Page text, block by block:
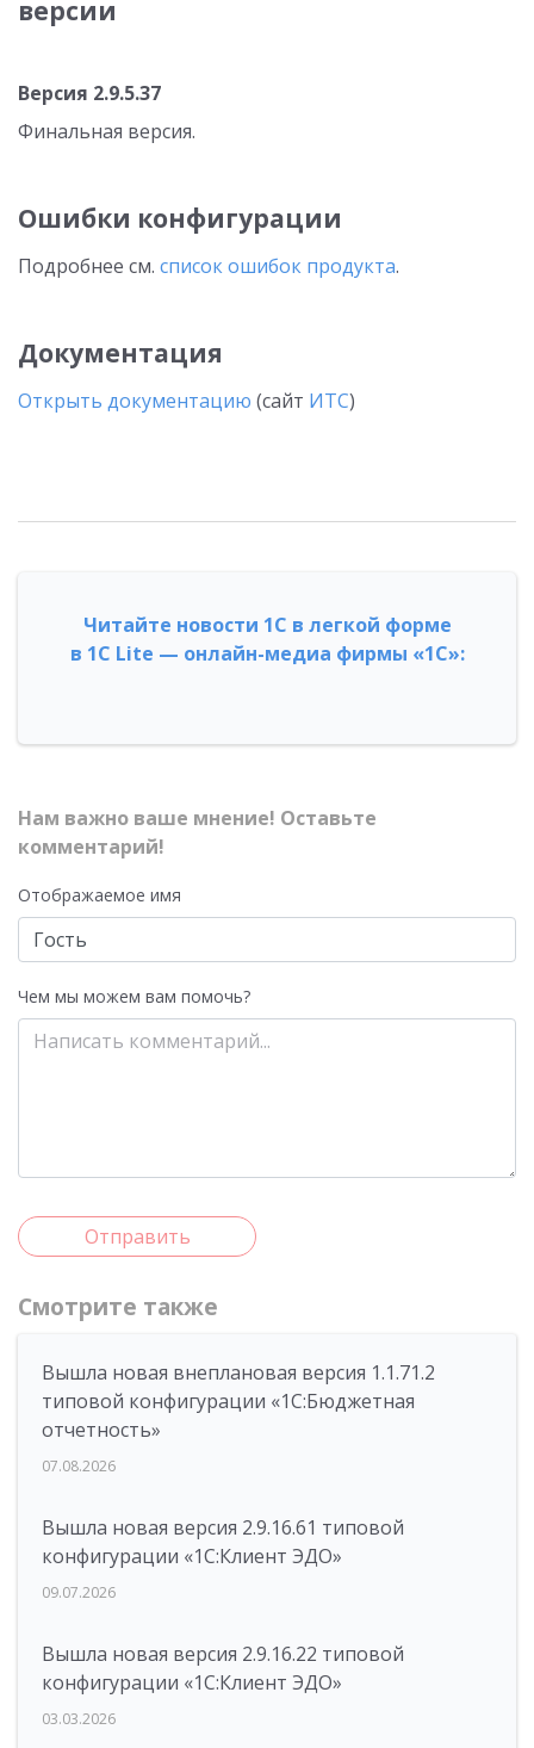
версии
Версия 2.9.5.37
Финальная версия.
Ошибки конфигурации
Подробнее см. список ошибок продукта.
Документация
Открыть документацию (сайт ИТС)
Читайте новости 1С в легкой форме
в 1С Lite — онлайн-медиа фирмы «1С»:
Нам важно ваше мнение! Оставьте
комментарий!
Отображаемое имя
Чем мы можем вам помочь?
Отправить
Смотрите также
Вышла новая внеплановая версия 1.1.71.2
типовой конфигурации «1C:Бюджетная
отчетность»
07.08.2026
Вышла новая версия 2.9.16.61 типовой
конфигурации «1С:Клиент ЭДО»
09.07.2026
Вышла новая версия 2.9.16.22 типовой
конфигурации «1С:Клиент ЭДО»
03.03.2026